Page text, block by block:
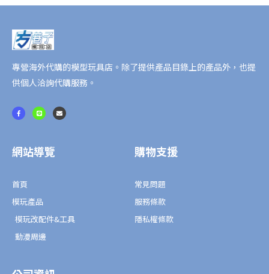
·
之
島》
吉
系
量
專營海外代購的模型玩具店。除了提供產品目錄上的產品外，也提
供個人洽詢代購服務。
F
a
c
k
-
L
i
n
E
n
v
網站導覽
首頁
模玩產品
模玩改配件&工具
動漫周邊
購物支援
常見問題
服務條款
隱私權條款